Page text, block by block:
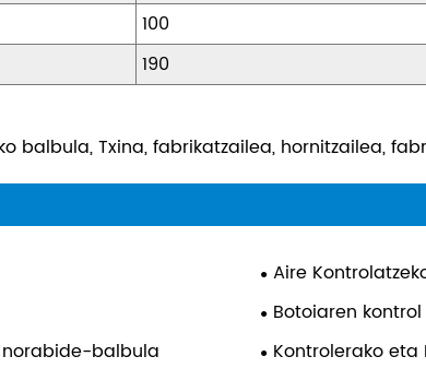
100
190
balbula, Txina, fabrikatzailea, hornitzailea,
Aire
Botoiaren
norabide-balbula
Kontrolerako eta